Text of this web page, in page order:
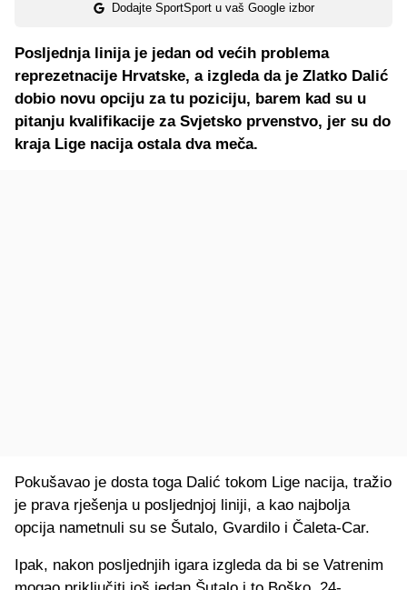
Dodajte SportSport u vaš Google izbor
Posljednja linija je jedan od većih problema
reprezetnacije Hrvatske, a izgleda da je Zlatko Dalić
dobio novu opciju za tu poziciju, barem kad su u
pitanju kvalifikacije za Svjetsko prvenstvo, jer su do
kraja Lige nacija ostala dva meča.
Pokušavao je dosta toga Dalić tokom Lige nacija, tražio
je prava rješenja u posljednjoj liniji, a kao najbolja
opcija nametnuli su se Šutalo, Gvardilo i Čaleta-Car.
Ipak, nakon posljednjih igara izgleda da bi se Vatrenim